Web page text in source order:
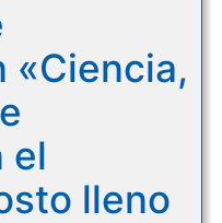
«Ciencia,
el
lleno